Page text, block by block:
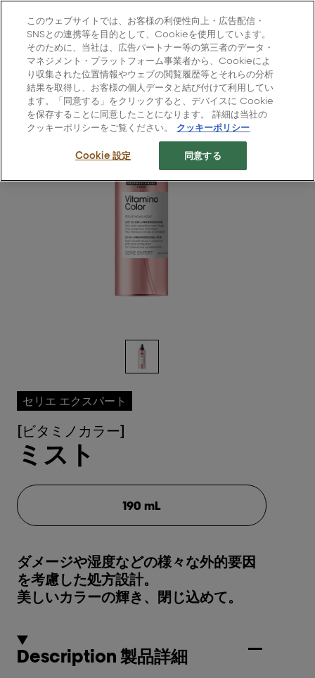
L'Oréal Professionnel Paris
Site Menu
ホーム > すべての製品 ヘアケア > ビタミノカラー: ミスト
セリエ エクスパート
[ビタミノカラー]
ミスト
ダメージや湿度などの様々な外的要因
を考慮した処方設計。
美しいカラーの輝き、閉じ込めて。
190 mL
Description 製品詳細
このウェブサイトでは、お客様の利便性向上・広告配信・
SNSとの連携等を目的として、Cookieを使用しています。
そのために、当社は、広告パートナー等の第三者のデータ・
マネジメント・プラットフォーム事業者から、Cookieによ
り収集された位置情報やウェブの閲覧履歴等とそれらの分析
結果を取得し、お客様の個人データと結び付けて利用してい
ます。「同意する」をクリックすると、デバイスに Cookie
を保存することに同意したことになります。 詳細は当社の
クッキーポリシーをご覧ください。
クッキーポリシー
Cookie 設定 同意する